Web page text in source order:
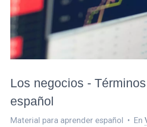
Los negocios -
español
Material para aprender español • En